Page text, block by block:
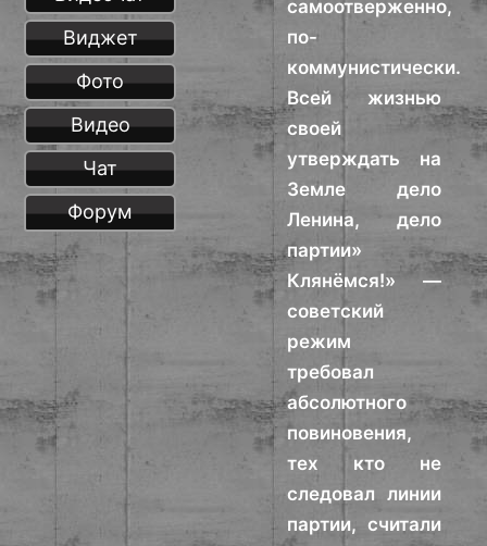
самоотверженно,
по-
коммунистически.
Всей жизнью
своей
утверждать на
Земле дело
Ленина, дело
партии»
Клянёмся!» —
советский
режим
требовал
абсолютного
повиновения,
тех кто не
следовал линии
партии, считали
Виджет
Фото
Видео
Чат
Форум